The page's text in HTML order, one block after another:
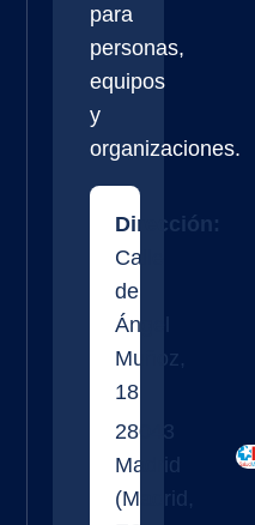
para
personas,
equipos
y
organizaciones.
Dirección:
Calle
de
Ángel
Muñoz,
18
28043
Madrid
(Madrid ,